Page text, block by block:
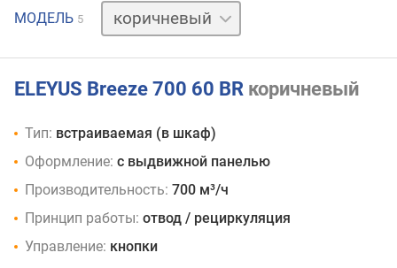
МОДЕЛЬ 5
бежевый
белый
ELEYUS Breeze 700 60 BR коричневый
Тип: встраиваемая (в шкаф)
Оформление: с выдвижной панелью
Производительность: 700 м³/ч
Принцип работы: отвод / рециркуляция
Управление: кнопки